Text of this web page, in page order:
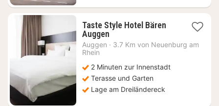
Taste Style Hotel Bären
Auggen1
Nacht
€
Auggen · 3.7 Km von Neuenburg am
Rhein
2 Minuten zur Innenstadt
Terasse und Garten
Lage am Dreiländereck